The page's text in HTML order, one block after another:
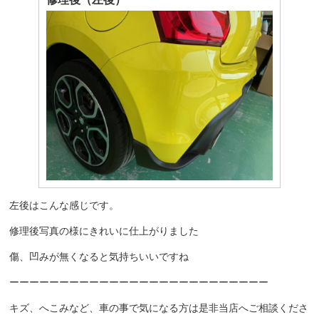
左後はこんな感じです。
修理後写真の様にきれいに仕上がりました
傷、凹みが無くなると気持ちいいですね
ーーーーーーーーーーーーーーーーーーーーーーーーーー
キズ、へこみなど、車の事で気になる方は是非当店へご相談くださ